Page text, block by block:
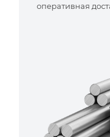
оперативная